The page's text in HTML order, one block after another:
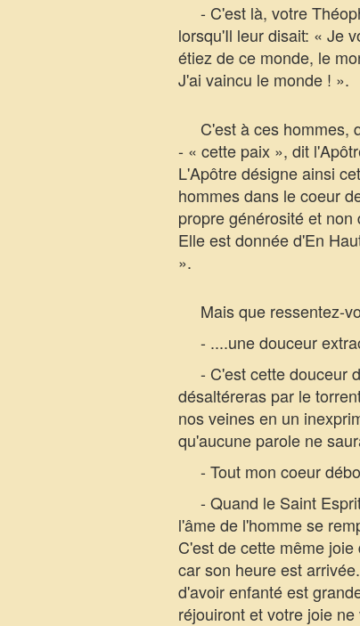
- C'est là, votre
lorsqu'Il leur disait: « Je
étiez de ce monde, le
J'ai vaincu le monde ! ».
C'est à ces hommes,
- « cette paix », dit
L'Apôtre désigne ainsi
hommes dans le coeur
propre générosité et
Elle est donnée d'En
».
Mais que ressentez-
- ....une douceur
- C'est cette douceur
désaltéreras par le
nos veines en un
qu'aucune parole ne
- Tout mon coeur
- Quand le Saint
l'âme de l'homme se
C'est de cette même
car son heure est
d'avoir enfanté est
réjouiront et votre joie